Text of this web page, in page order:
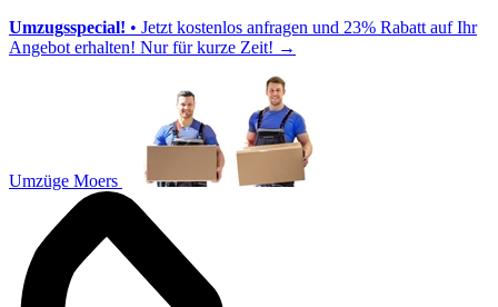
Umzugsspecial! • Jetzt kostenlos anfragen und 23% Rabatt auf Ihr
Angebot erhalten! Nur für kurze Zeit! →
Umzüge Moers